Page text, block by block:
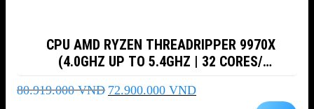
CPU AMD RYZEN THREADRIPPER 9970X
(4.0GHZ UP TO 5.4GHZ | 32 CORES/
64THREADS | 160 MB CACHE| PCIE 5.0)
80.919.000VND Giá
72.900.000 VNDGiá